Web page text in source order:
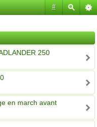
#
250
en march avant